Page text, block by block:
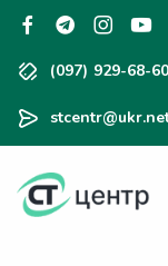
(097) 929-68-60